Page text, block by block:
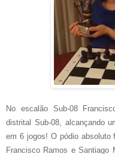
No escalão Sub-08
distrital Sub-08, alcançando
em 6 jogos! O pódio absoluto
Francisco Ramos e Santiago